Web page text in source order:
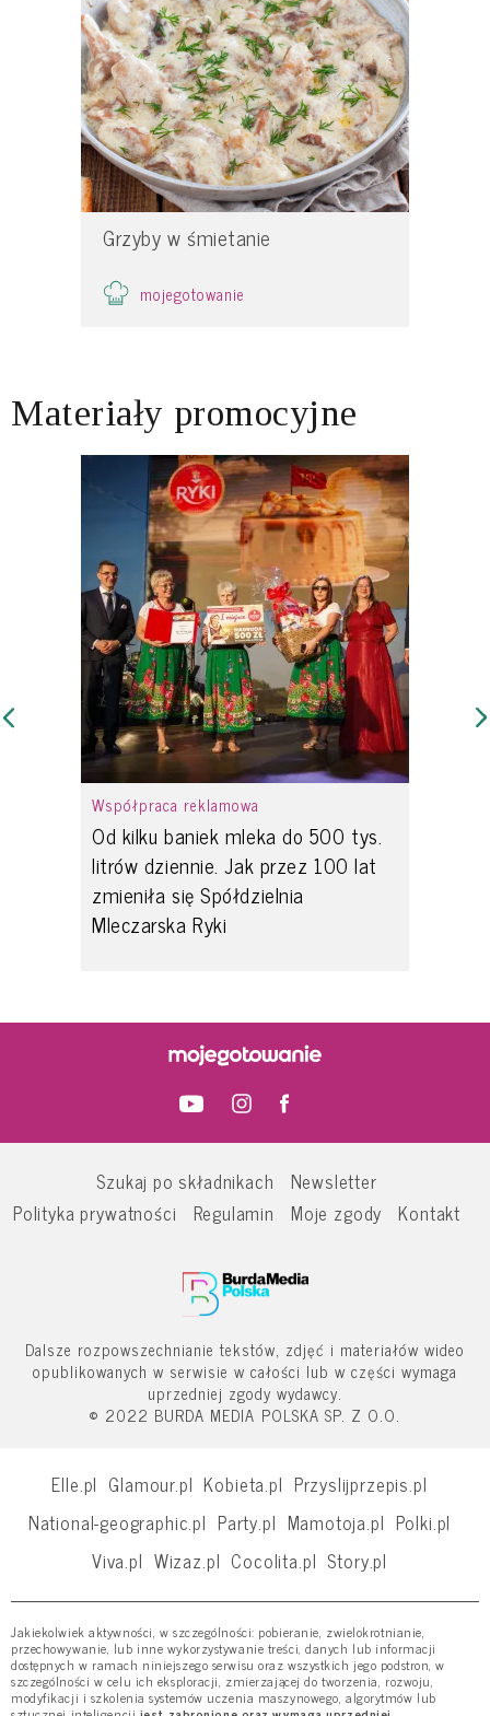
Grzyby w śmietanie
mojegotowanie
Materiały promocyjne
Współpraca reklamowa
Od kilku baniek mleka do 500 tys.
litrów dziennie. Jak przez 100 lat
zmieniła się Spółdzielnia
Mleczarska Ryki
Szukaj po składnikach
Newsletter
Polityka prywatności
Regulamin Moje zgody Kontakt
Dalsze rozpowszechnianie tekstów, zdjęć i materiałów wideo
opublikowanych w serwisie w całości lub w części wymaga
uprzedniej zgody wydawcy.
© 2022 BURDA MEDIA POLSKA SP. Z O.O.
Elle.pl Glamour.pl Kobieta.pl Przyslijprzepis.pl
National-geographic.pl Party.pl Mamotoja.pl Polki.pl
Viva.pl Wizaz.pl Cocolita.pl Story.pl
Jakiekolwiek aktywności, w szczególności: pobieranie, zwielokrotnianie,
przechowywanie, lub inne wykorzystywanie treści, danych lub informacji
dostępnych w ramach niniejszego serwisu oraz wszystkich jego podstron, w
szczególności w celu ich eksploracji, zmierzającej do tworzenia, rozwoju,
modyfikacji i szkolenia systemów uczenia maszynowego, algorytmów lub